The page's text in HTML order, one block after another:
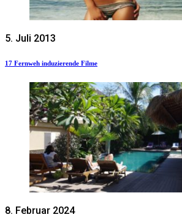
5. Juli 2013
17 Fernweh induzierende Filme
8. Februar 2024